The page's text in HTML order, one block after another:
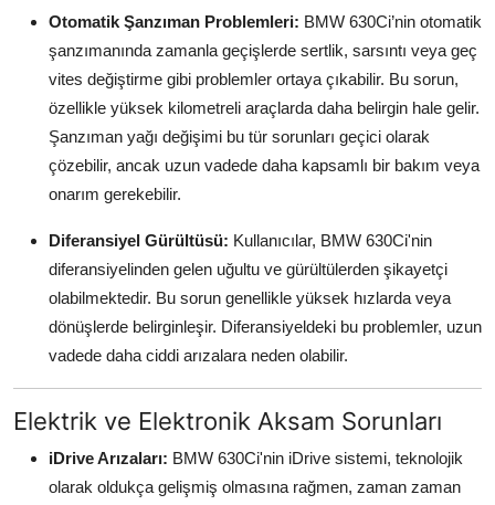
Otomatik Şanzıman Problemleri: BMW 630Ci’nin otomatik
şanzımanında zamanla geçişlerde sertlik, sarsıntı veya geç
vites değiştirme gibi problemler ortaya çıkabilir. Bu sorun,
özellikle yüksek kilometreli araçlarda daha belirgin hale gelir.
Şanzıman yağı değişimi bu tür sorunları geçici olarak
çözebilir, ancak uzun vadede daha kapsamlı bir bakım veya
onarım gerekebilir.
Diferansiyel Gürültüsü: Kullanıcılar, BMW 630Ci'nin
diferansiyelinden gelen uğultu ve gürültülerden şikayetçi
olabilmektedir. Bu sorun genellikle yüksek hızlarda veya
dönüşlerde belirginleşir. Diferansiyeldeki bu problemler, uzun
vadede daha ciddi arızalara neden olabilir.
Elektrik ve Elektronik Aksam Sorunları
iDrive Arızaları: BMW 630Ci'nin iDrive sistemi, teknolojik
olarak oldukça gelişmiş olmasına rağmen, zaman zaman